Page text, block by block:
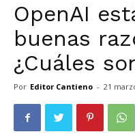
OpenAI
buenas
¿Cuáles
Por Editor Cantieno - 21